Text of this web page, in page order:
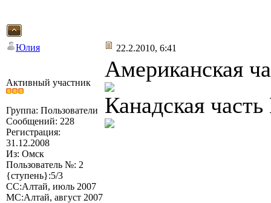
Юлия 22.2.2010, 6:41
Активный участник
Группа: Пользователи
Сообщений: 228
Регистрация:
31.12.2008
Из: Омск
Пользователь №: 2
{ступень}:5/3
СС:Алтай, июль 2007
МС:Алтай, август 2007
Американская
Канадская